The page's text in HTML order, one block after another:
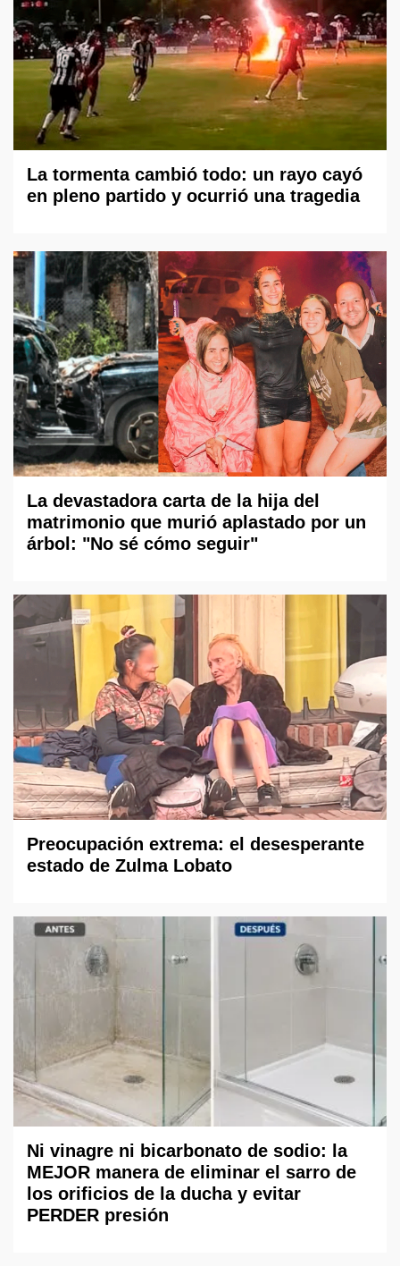
La tormenta cambió todo: un rayo cayó
en pleno partido y ocurrió una tragedia
La devastadora carta de la hija del
matrimonio que murió aplastado por un
árbol: "No sé cómo seguir"
Preocupación extrema: el desesperante
estado de Zulma Lobato
Ni vinagre ni bicarbonato de sodio: la
MEJOR manera de eliminar el sarro de
los orificios de la ducha y evitar
PERDER presión